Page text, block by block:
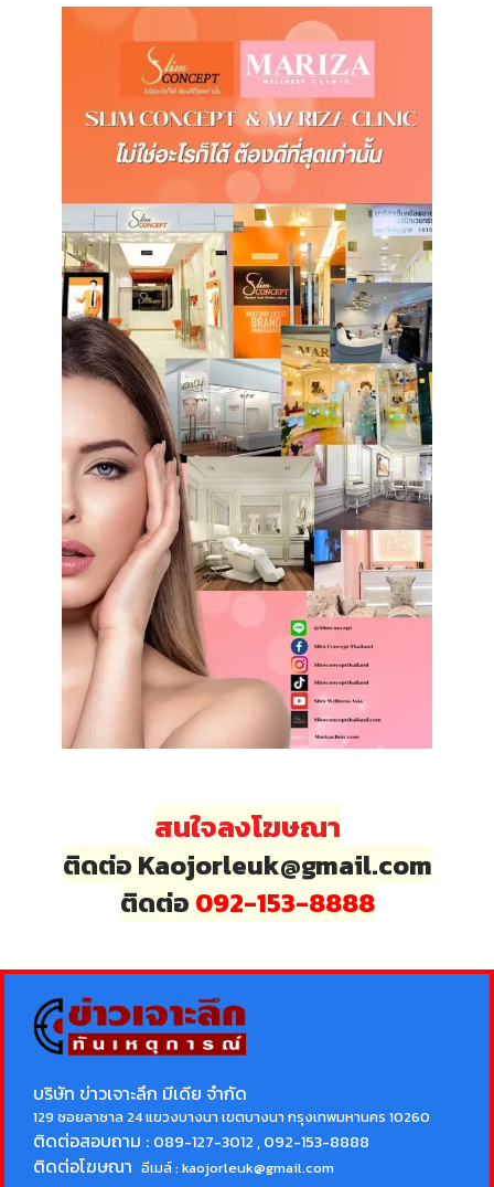
สนใจลงโฆษณา
ติดต่อ Kaojorleuk@gmail.com
ติดต่อ 092-153-8888
บริษัท ข่าวเจาะลึก มีเดีย จำกัด
129 ซอยลาซาล 24 แขวงบางนา เขตบางนา กรุงเทพมหานคร 10260
ติดต่อสอบถาม : 089-127-3012 , 092-153-8888
ติดต่อโฆษณา อีเมล์ :kaojorleuk@gmail.com